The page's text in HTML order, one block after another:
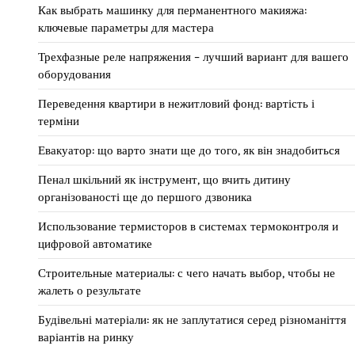
Как выбрать машинку для перманентного макияжа:
ключевые параметры для мастера
Трехфазные реле напряжения – лучший вариант для вашего
оборудования
Переведення квартири в нежитловий фонд: вартість і
терміни
Евакуатор: що варто знати ще до того, як він знадобиться
Пенал шкільний як інструмент, що вчить дитину
організованості ще до першого дзвоника
Использование термисторов в системах термоконтроля и
цифровой автоматике
Строительные материалы: с чего начать выбор, чтобы не
жалеть о результате
Будівельні матеріали: як не заплутатися серед різноманіття
варіантів на ринку